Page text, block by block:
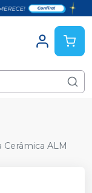
Cerâmica ALM